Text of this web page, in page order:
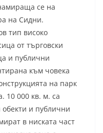
се на
на Сидни.
тип високо
от търговски
и публични
към човека
на парк
10 000 кв. м. са
и публични
в ниската част